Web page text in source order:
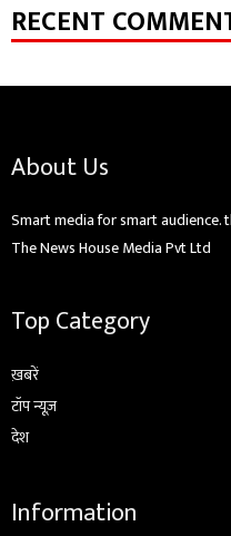
RECENT
About Us
Smart media for smart audience.
The News House Media Pvt Ltd
Top Category
ख़बरें
टॉप न्यूज़
देश
Information